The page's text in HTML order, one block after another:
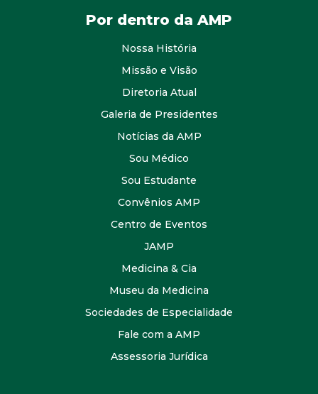
Por dentro da AMP
Nossa História
Missão e Visão
Diretoria Atual
Galeria de Presidentes
Notícias da AMP
Sou Médico
Sou Estudante
Convênios AMP
Centro de Eventos
JAMP
Medicina & Cia
Museu da Medicina
Sociedades de Especialidade
Fale com a AMP
Assessoria Jurídica